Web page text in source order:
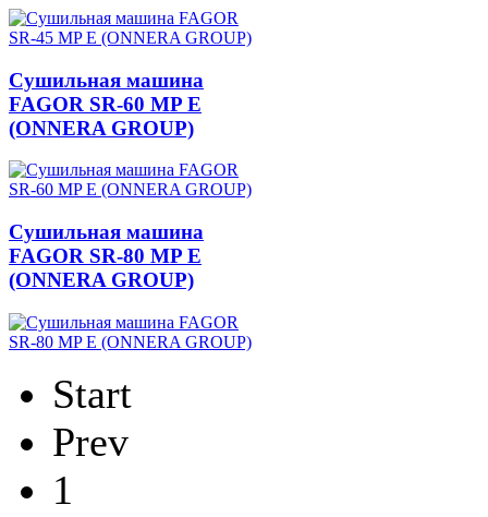
Сушильная машина
FAGOR SR-60 MP E
(ONNERA GROUP)
Сушильная машина
FAGOR SR-80 MP E
(ONNERA GROUP)
Start
Prev
1